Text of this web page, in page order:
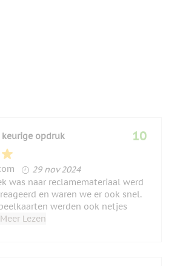
opdruk
29 november 2024
29 nov 2024
10
was naar reclamemateriaal werd
en waren we er ook snel.
werden ook netjes
Meer Lezen